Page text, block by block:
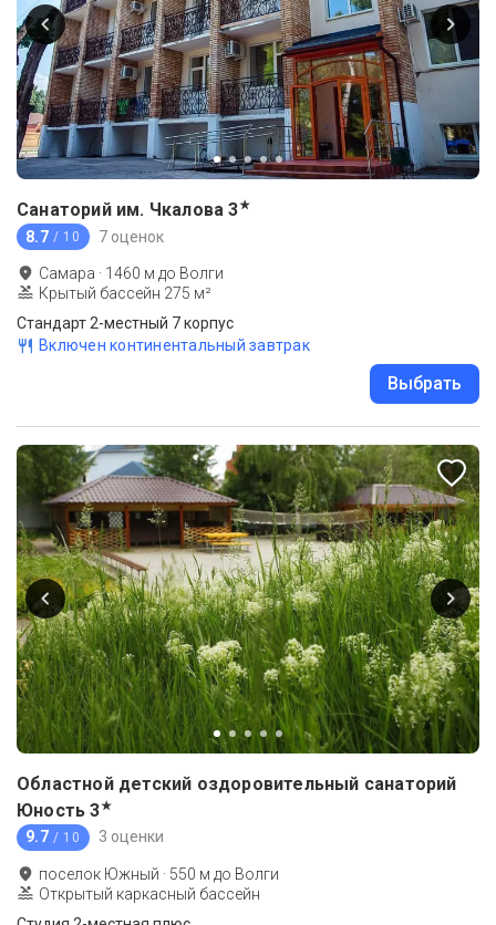
Санаторий им. Чкалова 3★
8.7 / 10 7 оценок
Самара · 1460 м до Волги
Крытый бассейн 275 м²
Стандарт 2-местный 7 корпус
Включен континентальный завтрак
Выбрать
Областной детский оздоровительный санаторий
Юность 3★
9.7 / 10 3 оценки
поселок Южный · 550 м до Волги
Открытый каркасный бассейн